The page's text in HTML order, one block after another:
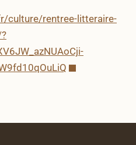
culture/rentree-litteraire-